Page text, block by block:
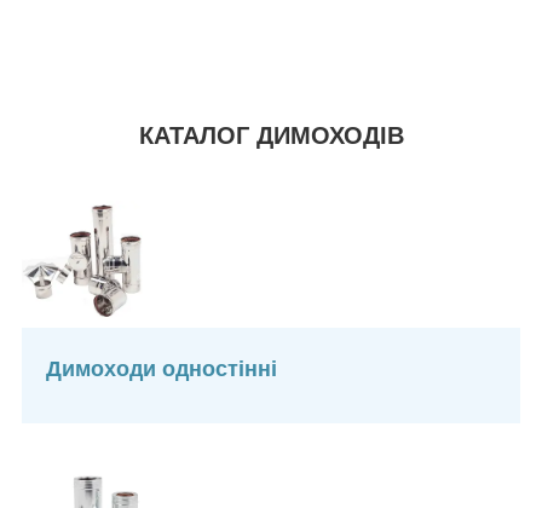
КАТАЛОГ ДИМОХОДІВ
Димоходи одностінні